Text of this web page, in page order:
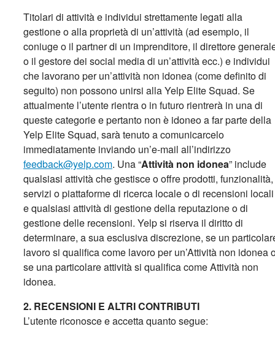
Titolari di attività e individui strettamente legati alla
gestione o alla proprietà di un’attività (ad esempio, il
coniuge o il partner di un imprenditore, il direttore
o il gestore dei social media di un’attività ecc.) e individui
che lavorano per un’attività non idonea (come definito di
seguito) non possono unirsi alla Yelp Elite Squad. Se
attualmente l’utente rientra o in futuro rientrerà in una di
queste categorie e pertanto non è idoneo a far parte della
Yelp Elite Squad, sarà tenuto a comunicarcelo
immediatamente inviando un’e-mail all’indirizzo
feedback@yelp.com. Una “Attività non idonea” include
qualsiasi attività che gestisce o offre prodotti, funzionalità,
servizi o piattaforme di ricerca locale o di recensioni locali
e qualsiasi attività di gestione della reputazione o di
gestione delle recensioni. Yelp si riserva il diritto di
determinare, a sua esclusiva discrezione, se un
lavoro si qualifica come lavoro per un’Attività non idonea
se una particolare attività si qualifica come Attività non
idonea.
2. RECENSIONI E ALTRI CONTRIBUTI
L’utente riconosce e accetta quanto segue: